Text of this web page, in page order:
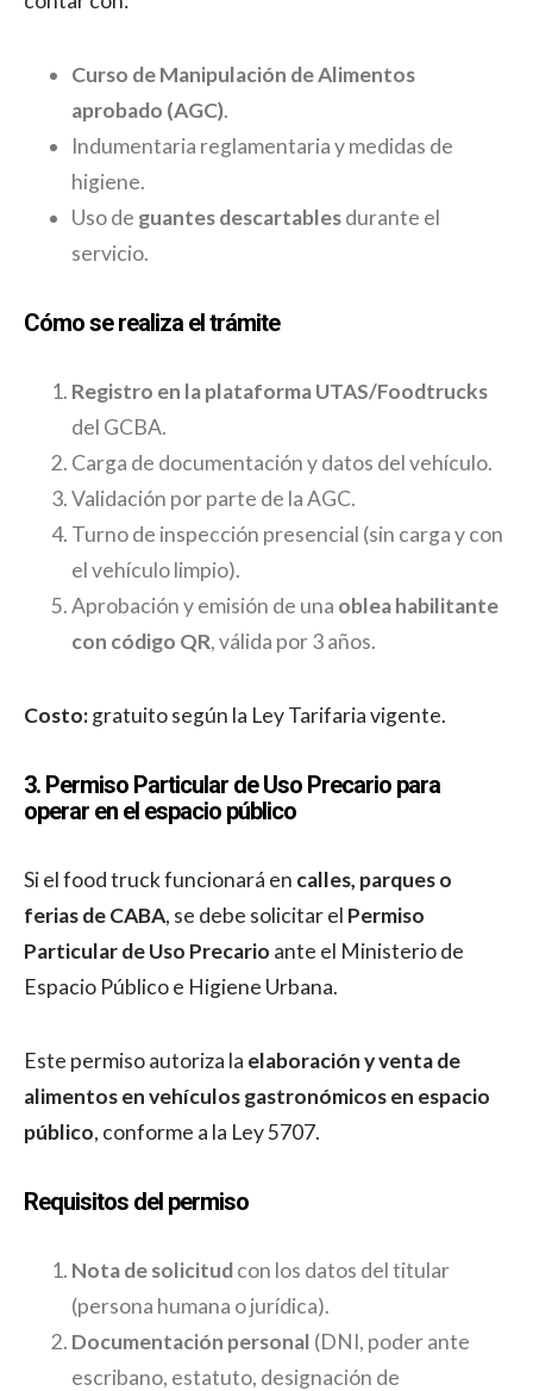
Curso de Manipulación de Alimentos
aprobado (AGC).
Indumentaria reglamentaria y medidas de
higiene.
Uso de guantes descartablesdurante el
servicio.
Cómo se realiza el trámite
Registro en la plataforma UTAS/Foodtrucks
del GCBA.
Carga de documentación y datos del vehículo.
Validación por parte de la AGC.
Turno de inspección presencial (sin carga y con
el vehículo limpio).
Aprobación y emisión de una oblea habilitante
con código QR, válida por 3 años.
Costo:gratuito según la Ley Tarifaria vigente.
3. Permiso Particular de Uso Precario para
operar en el espacio público
Si el food truck funcionará en calles, parques o
ferias de CABA, se debe solicitar el Permiso
Particular de Uso Precario ante el Ministerio de
Espacio Público e Higiene Urbana.
Este permiso autoriza la elaboración y venta de
alimentos en vehículos gastronómicos en espacio
público, conforme a la Ley 5707.
Requisitos del permiso
Nota de solicitudcon los datos del titular
(persona humana o jurídica).
Documentación personal (DNI, poder ante
escribano, estatuto, designación de